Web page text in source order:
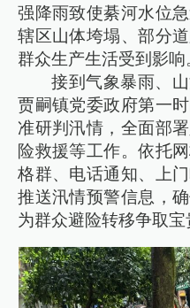
强降雨致使綦河水位
辖区山体垮塌、部分
群众生产生活受到影响
接到气象暴雨、
贾嗣镇党委政府第一
准研判汛情，全面部
险救援等工作。依托
格群、电话通知、上
推送汛情预警信息，
为群众避险转移争取宝